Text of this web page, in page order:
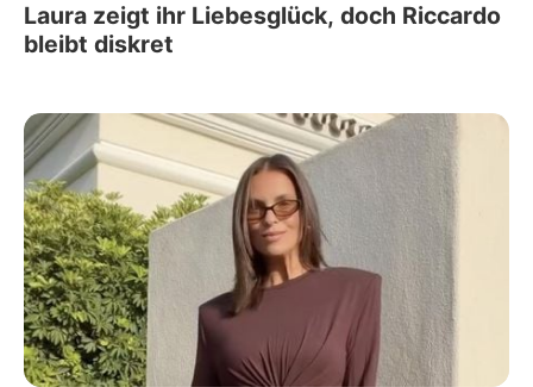
Laura zeigt ihr Liebesglück, doch Riccardo
bleibt diskret